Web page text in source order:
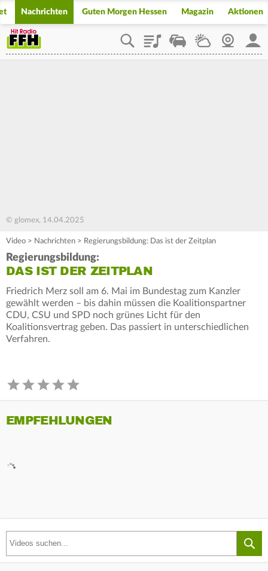
Nachrichten Guten Morgen Hessen Magazin Aktionen
PlaylistStaupilotWetterWebcam
© glomex, 14.04.2025
Video > Nachrichten > Regierungsbildung: Das ist der Zeitplan
Regierungsbildung:
DAS IST DER ZEITPLAN
Friedrich Merz soll am 6. Mai im Bundestag zum Kanzler
gewählt werden – bis dahin müssen die Koalitionspartner
CDU, CSU und SPD noch grünes Licht für den
Koalitionsvertrag geben. Das passiert in unterschiedlichen
Verfahren.
EMPFEHLUNGEN